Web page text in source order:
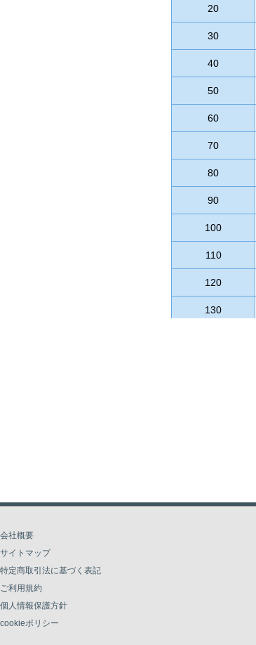
20
30
40
50
60
70
80
90
100
110
120
130
200
会社概要
サイトマップ
特定商取引法に基づく表記
ご利用規約
個人情報保護方針
cookieポリシー